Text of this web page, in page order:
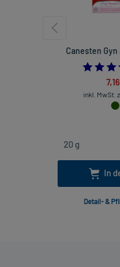
Canesten
inkl. MwSt.
In
Detail- &